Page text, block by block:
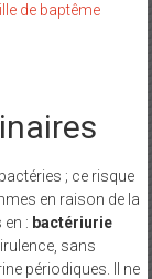
de baptême
; ce risque
en raison de la
: bactériurie
sans
périodiques. Il ne